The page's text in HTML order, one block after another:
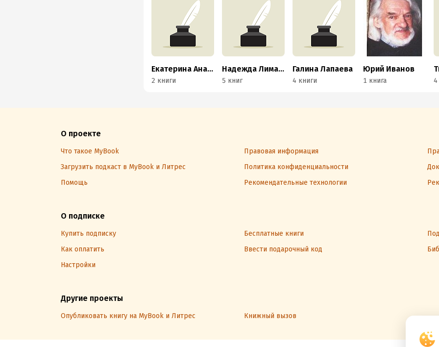
Екатерина Анашкина
2 книги
Надежда Лиманская
5 книг
Галина Лапаева
4 книги
Юрий Иванов
1 книга 4
О проекте
Что такое MyBook Правовая информация
Загрузить подкаст в MyBook и Литрес
Политика конфиденциальности
Помощь
Рекомендательные технологии
О подписке
Купить подписку Бесплатные книги
Как оплатить
Ввести подарочный код
Настройки
Другие проекты
Опубликовать книгу на MyBook и Литрес Книжный вызов